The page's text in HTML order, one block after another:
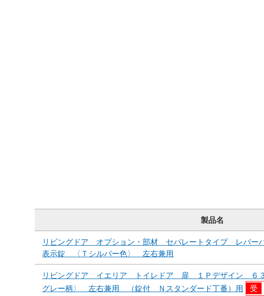
製品名
リビングドア オプション・部材 セパレートタイプ レバ
表示錠 〈Ｔシルバー色〉 左右兼用
リビングドア イエリア トイレドア 扉 １Ｐデザイン ６
グレー柄〉 左右兼用 （錠付 Ｎスタンダード丁番）用